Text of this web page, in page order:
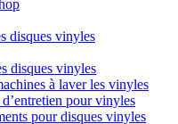
disques vinyles
disques vinyles
à laver les vinyles
pour vinyles
pour disques vinyles